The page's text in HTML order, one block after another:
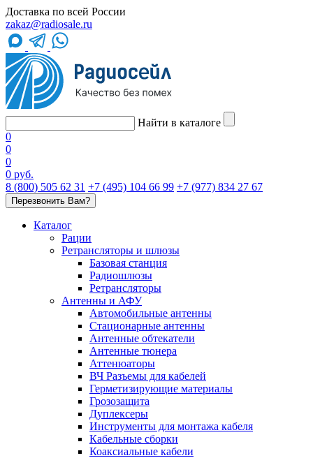
Доставка по всей России
zakaz@radiosale.ru
Найти в каталоге
0
0
0
0 руб.
8 (800) 505 62 31 +7 (495) 104 66 99 +7 (977) 834 27 67
Перезвонить Вам?
Каталог
Рации
Ретрансляторы и шлюзы
Базовая станция
Радиошлюзы
Ретрансляторы
Антенны и АФУ
Автомобильные антенны
Стационарные антенны
Антенные обтекатели
Антенные тюнера
Аттенюаторы
ВЧ Разъемы для кабелей
Герметизирующие материалы
Грозозащита
Дуплексеры
Инструменты для монтажа кабеля
Кабельные сборки
Коаксиальные кабели